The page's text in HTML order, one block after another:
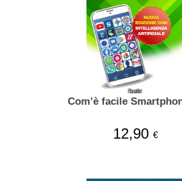
Com’è facile
12,90 €